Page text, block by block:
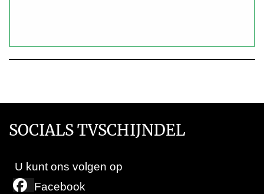
SOCIALS TVSCHIJNDEL
U kunt ons volgen op
Facebook